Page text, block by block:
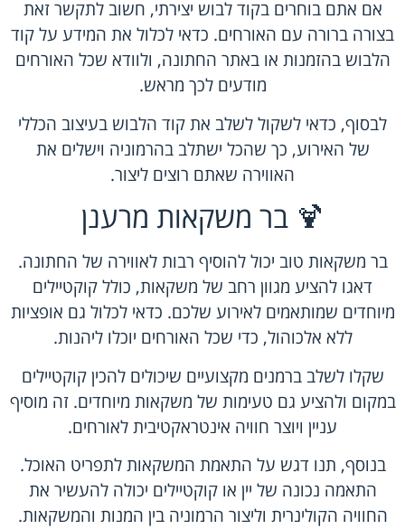
אם אתם בוחרים בקוד לבוש יצירתי, חשוב לתקשר זאת
בצורה ברורה עם האורחים. כדאי לכלול את המידע על קוד
הלבוש בהזמנות או באתר החתונה, ולוודא שכל האורחים
מודעים לכך מראש.
לבסוף, כדאי לשקול לשלב את קוד הלבוש בעיצוב הכללי
של האירוע, כך שהכל ישתלב בהרמוניה וישלים את
האווירה שאתם רוצים ליצור.
🍹 בר משקאות מרענן
בר משקאות טוב יכול להוסיף רבות לאווירה של החתונה.
דאגו להציע מגוון רחב של משקאות, כולל קוקטיילים
מיוחדים שמותאמים לאירוע שלכם. כדאי לכלול גם אופציות
ללא אלכוהול, כדי שכל האורחים יוכלו ליהנות.
שקלו לשלב ברמנים מקצועיים שיכולים להכין קוקטיילים
במקום ולהציע גם טעימות של משקאות מיוחדים. זה מוסיף
עניין ויוצר חוויה אינטראקטיבית לאורחים.
בנוסף, תנו דגש על התאמת המשקאות לתפריט האוכל.
התאמה נכונה של יין או קוקטיילים יכולה להעשיר את
החוויה הקולינרית וליצור הרמוניה בין המנות והמשקאות.